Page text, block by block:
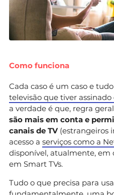
Como funciona
Cada caso é um caso e
televisão que tiver
a verdade é que, regra
são mais em conta e
canais de TV(estrangeiros
acesso a serviços como a
disponível, atualmente, em
em Smart TVs.
Tudo o que precisa para